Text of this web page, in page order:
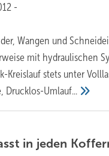
-
Wangen und
mit hydraulischen
Kreislauf stets unter
Drucklos-Umlauf...
in jeden